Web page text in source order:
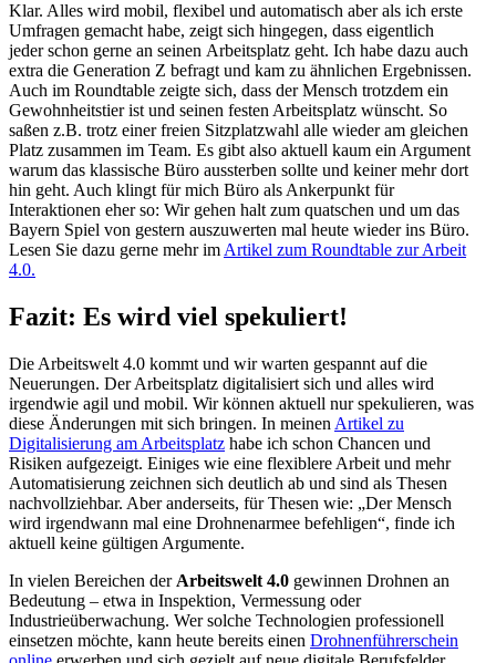
Klar. Alles wird mobil, flexibel und automatisch aber als ich erste
Umfragen gemacht habe, zeigt sich hingegen, dass eigentlich
jeder schon gerne an seinen Arbeitsplatz geht. Ich habe dazu auch
extra die Generation Z befragt und kam zu ähnlichen Ergebnissen.
Auch im Roundtable zeigte sich, dass der Mensch trotzdem ein
Gewohnheitstier ist und seinen festen Arbeitsplatz wünscht. So
saßen z.B. trotz einer freien Sitzplatzwahl alle wieder am gleichen
Platz zusammen im Team. Es gibt also aktuell kaum ein Argument
warum das klassische Büro aussterben sollte und keiner mehr dort
hin geht. Auch klingt für mich Büro als Ankerpunkt für
Interaktionen eher so: Wir gehen halt zum quatschen und um das
Bayern Spiel von gestern auszuwerten mal heute wieder ins Büro.
Lesen Sie dazu gerne mehr im Artikel zum Roundtable zur Arbeit
4.0.
Fazit: Es wird viel spekuliert!
Die Arbeitswelt 4.0 kommt und wir warten gespannt auf die
Neuerungen. Der Arbeitsplatz digitalisiert sich und alles wird
irgendwie agil und mobil. Wir können aktuell nur spekulieren, was
diese Änderungen mit sich bringen. In meinen Artikel zu
Digitalisierung am Arbeitsplatz habe ich schon Chancen und
Risiken aufgezeigt. Einiges wie eine flexiblere Arbeit und mehr
Automatisierung zeichnen sich deutlich ab und sind als Thesen
nachvollziehbar. Aber anderseits, für Thesen wie: „Der Mensch
wird irgendwann mal eine Drohnenarmee befehligen“, finde ich
aktuell keine gültigen Argumente.
In vielen Bereichen der Arbeitswelt 4.0 gewinnen Drohnen an
Bedeutung – etwa in Inspektion, Vermessung oder
Industrieüberwachung. Wer solche Technologien professionell
einsetzen möchte, kann heute bereits einen Drohnenführerschein